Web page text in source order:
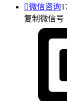
微信咨询
复制微信号